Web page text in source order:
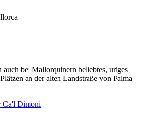
bei Mallorquinern beliebtes, uriges
an der alten Landstraße von Palma
Ca'l Dimoni